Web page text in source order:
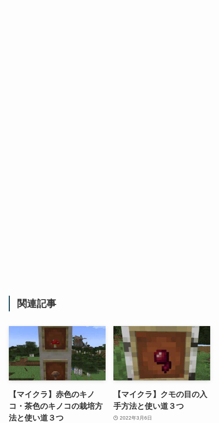
関連記事
【マイクラ】赤色のキノ
コ・茶色のキノコの栽培方
法と使い道３つ
【マイクラ】クモの目の入
手方法と使い道３つ
2022年3月6日